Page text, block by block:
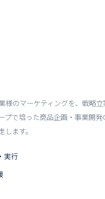
様のマーケティングを、戦略
プで培った商品企画・事業開
ます。
実行